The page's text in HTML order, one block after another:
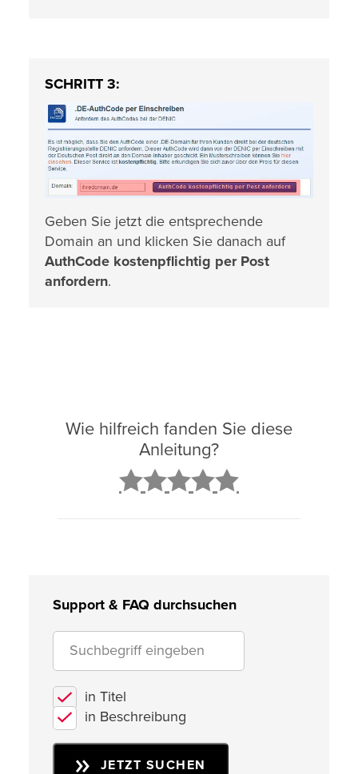
SCHRITT 3:
Geben Sie jetzt die entsprechende
Domain an und klicken Sie danach auf
AuthCode kostenpflichtig per Post
anfordern.
Wie hilfreich fanden Sie diese
Anleitung?
Support & FAQ durchsuchen
in Titel
in Beschreibung
JETZT SUCHEN